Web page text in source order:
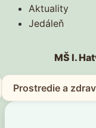
Aktuality
Jedáleň
MŠ I.
Prostredie a